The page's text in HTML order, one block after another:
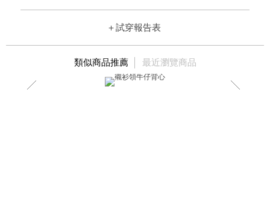
＋試穿報告表
類似商品推薦 最近瀏覽商品